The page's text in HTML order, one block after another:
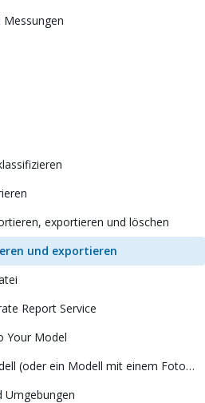
exportieren und löschen
und exportieren
Report Service
Your Model
Ein Foto mit einem Modell (oder ein Modell mit einem Foto) abgleichen
Umgebungen